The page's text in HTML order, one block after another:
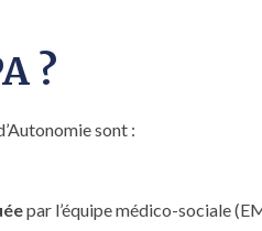
?
sont :
par l’équipe médico-sociale